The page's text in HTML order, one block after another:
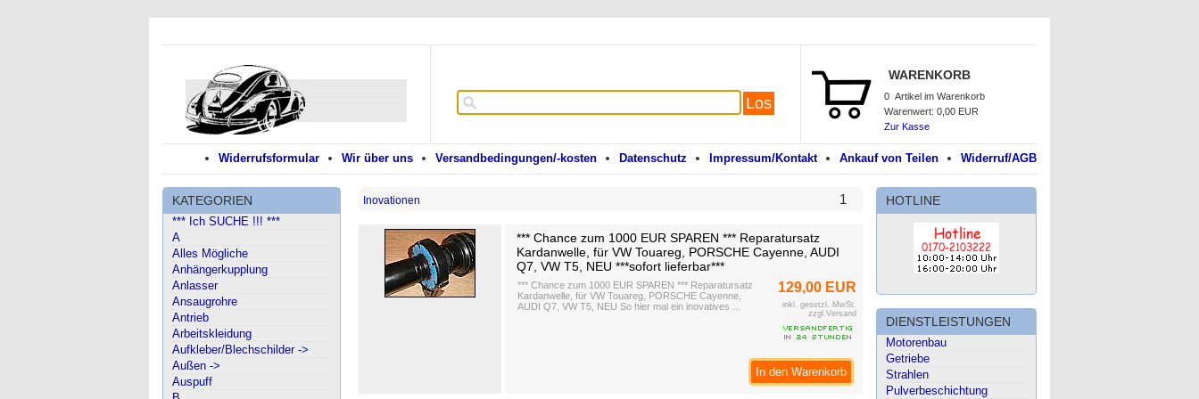
Widerruf/AGB
Ankauf von Teilen
Impressum/Kontakt
Datenschutz
Versandbedingungen/-kosten
Wir über uns
Widerrufsformular
Los
WARENKORB
0 Artikel im Warenkorb
Warenwert: 0,00 EUR
Zur Kasse
KATEGORIEN
*** Ich SUCHE !!! ***
A
Alles Mögliche
Anhängerkupplung
Anlasser
Ansaugrohre
Antrieb
Arbeitskleidung
Aufkleber/Blechschilder ->
Außen ->
Auspuff
Inovationen 1
*** Chance zum 1000 EUR SPAREN *** Reparatursatz
Kardanwelle, für VW Touareg, PORSCHE Cayenne, AUDI
Q7, VW T5, NEU ***sofort lieferbar***
*** Chance zum 1000 EUR SPAREN *** Reparatursatz
Kardanwelle, für VW Touareg, PORSCHE Cayenne,
AUDI Q7, VW T5, NEU So hier mal ein inovatives ...
129,00 EUR
inkl. gesetzl. MwSt.
zzgl.Versand
In den Warenkorb
HOTLINE
DIENSTLEISTUNGEN
Motorenbau
Getriebe
Strahlen
Pulverbeschichtung